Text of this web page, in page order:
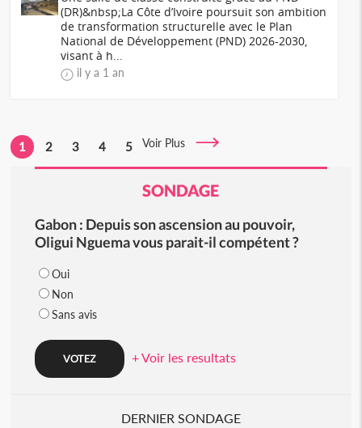
(DR)&nbsp;La Côte d’Ivoire poursuit son ambition
de transformation structurelle avec le Plan
National de Développement (PND) 2026-2030,
visant à h...
il y a 1 an
1 2 3 4 5 Voir Plus
SONDAGE
Gabon : Depuis son ascension au pouvoir,
Oligui Nguema vous parait-il compétent ?
Oui
Non
Sans avis
+ Voir les resultats
DERNIER SONDAGE